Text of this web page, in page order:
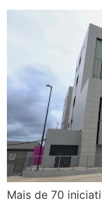
Mais de 70